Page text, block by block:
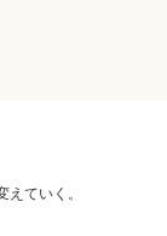
ていく。